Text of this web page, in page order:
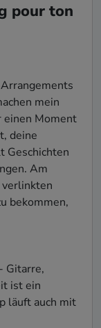
pour ton
mein
einen Moment
deine
Geschichten
Am
verlinkten
bekommen,
Gitarre,
ist ein
läuft auch mit